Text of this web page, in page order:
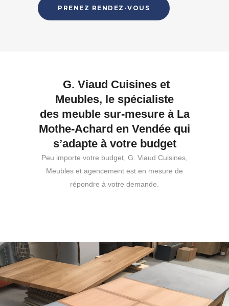
PRENEZ RENDEZ-VOUS
G. Viaud Cuisines et
Meubles, le spécialiste
des meuble sur-mesure à La
Mothe-Achard en Vendée qui
s’adapte à votre budget
Peu importe votre budget, G. Viaud Cuisines,
Meubles et agencement est en mesure de
répondre à votre demande.